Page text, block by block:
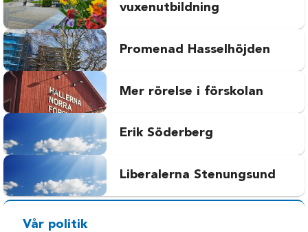
vuxenutbildning
Promenad Hasselhöjden
Mer rörelse i förskolan
Erik Söderberg
Liberalerna Stenungsund
Vår politik